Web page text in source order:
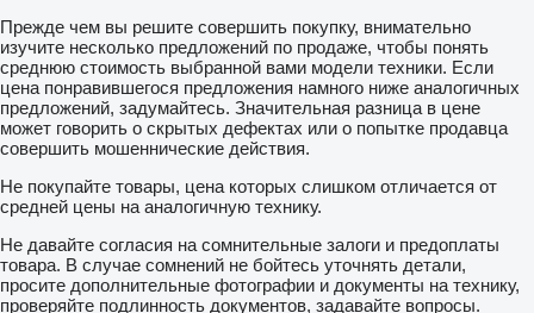
Прежде чем вы решите совершить покупку, внимательно
изучите несколько предложений по продаже, чтобы понять
среднюю стоимость выбранной вами модели техники. Если
цена понравившегося предложения намного ниже аналогичных
предложений, задумайтесь. Значительная разница в цене
может говорить о скрытых дефектах или о попытке продавца
совершить мошеннические действия.
Не покупайте товары, цена которых слишком отличается от
средней цены на аналогичную технику.
Не давайте согласия на сомнительные залоги и предоплаты
товара. В случае сомнений не бойтесь уточнять детали,
просите дополнительные фотографии и документы на технику,
проверяйте подлинность документов, задавайте вопросы.